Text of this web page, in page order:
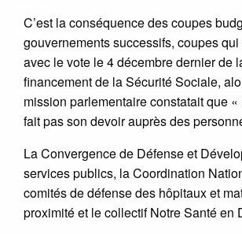
C’est la conséquence des coupes
gouvernements successifs, coupes qui
avec le vote le 4 décembre dernier de
financement de la Sécurité Sociale,
mission parlementaire constatait que
fait pas son devoir auprès des
La Convergence de Défense et
services publics, la Coordination
comités de défense des hôpitaux et
proximité et le collectif Notre Santé en